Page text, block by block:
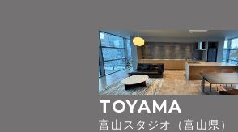
TOYAMA
富山スタジオ（富山県）